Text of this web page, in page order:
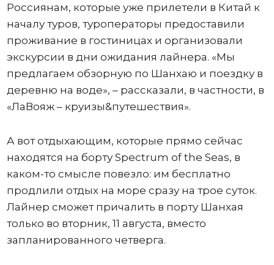
Россиянам, которые уже прилетели в Китай к
началу туров, туроператоры предоставили
проживание в гостиницах и организовали
экскурсии в дни ожидания лайнера. «Мы
предлагаем обзорную по Шанхаю и поездку в
деревню на воде», – рассказали, в частности, в
«ЛаВояж – круизы&путешествия».
А вот отдыхающим, которые прямо сейчас
находятся на борту Spectrum of the Seas, в
каком-то смысле повезло: им бесплатно
продлили отдых на море сразу на трое суток.
Лайнер сможет причалить в порту Шанхая
только во вторник, 11 августа, вместо
запланированного четверга.